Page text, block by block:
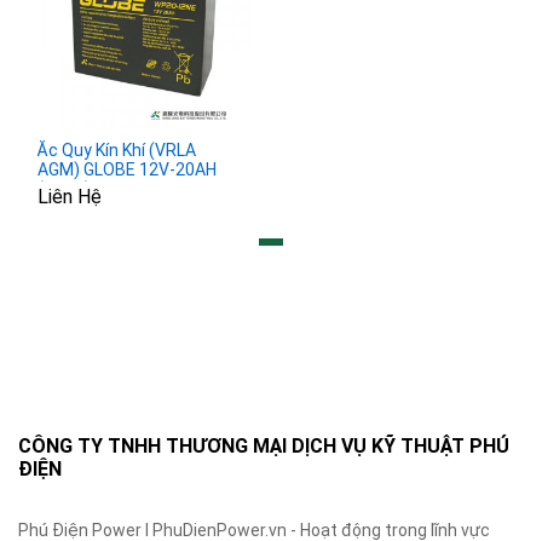
Ắc Quy Kín Khí (VRLA
AGM) GLOBE 12V-20AH
(20HR), WP20-12NE, F6-
M5
Liên Hệ
CÔNG TY TNHH THƯƠNG MẠI DỊCH VỤ KỸ THUẬT PHÚ
ĐIỆN
Phú Điện Power I PhuDienPower.vn - Hoạt động trong lĩnh vực